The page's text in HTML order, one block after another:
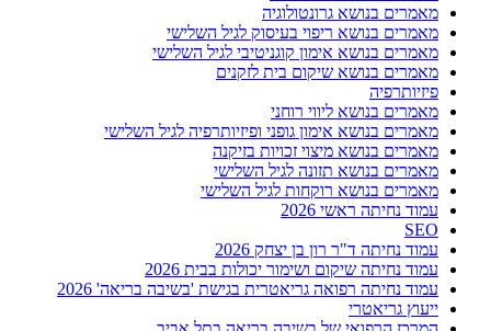
בנושא גרונטולוגיה
בנושא ריפוי בעיסוק לגיל השלישי
בנושא אימון קוגניטיבי לגיל השלישי
בנושא שיקום בית לזקנים
בנושא ליווי רוחני
בנושא אימון גופני ופיזיותרפיה לגיל השלישי
בנושא מיצוי זכויות בזיקנה
בנושא תזונה לגיל השלישי
בנושא רוקחות לגיל השלישי
נחיתה ראשי 2026
נחיתה ד"ר רון בן יצחק 2026
נחיתה שיקום ושימור יכולות בבית 2026
נחיתה רפואה גריאטרית בגישת 'בשיבה בריאה' 2026
גריאטרי